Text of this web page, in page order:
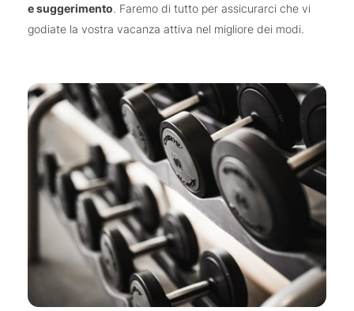
e suggerimento. Faremo di tutto per assicurarci che vi
godiate la vostra vacanza attiva nel migliore dei modi.